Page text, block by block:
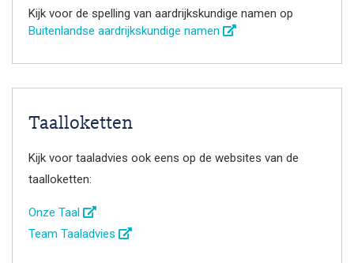
Kijk voor de spelling van aardrijkskundige namen op
Buitenlandse aardrijkskundige namen
Taalloketten
Kijk voor taaladvies ook eens op de websites van de
taalloketten:
Onze Taal
Team Taaladvies